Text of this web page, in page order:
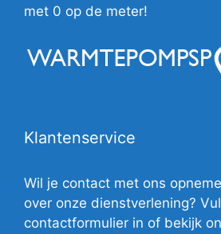
met 0 op de meter!
Klantenservice
Wil je contact met ons
over onze dienstverlening?
contactformulier in of bekijk